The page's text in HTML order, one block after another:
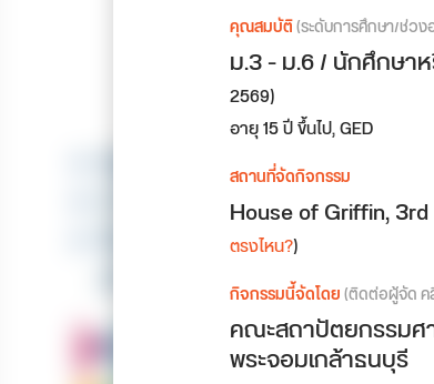
คุณสมบัติ(ระดับการศึกษา/ช่ว
ม.3 - ม.6 / นักศึกษา
2569)
อายุ 15 ปี ขึ้นไป, GED
สถานที่จัดกิจกรรม
House of Griffin,
ตรงไหน?)
กิจกรรมนี้จัดโดย(ติดต่อผู้จัด ค
คณะสถาปัตยกรรมศ
พระจอมเกล้าธนบุรี